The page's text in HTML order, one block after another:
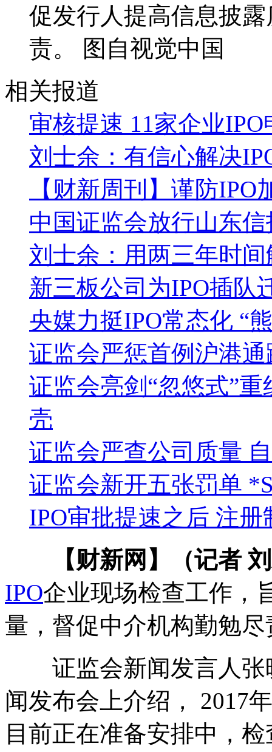
促发行人提高信息披
责。 图自视觉中国
相关报道
审核提速 11家企业
刘士余：有信心解决
【财新周刊】谨防IPO
中国证监会放行山东信
刘士余：用两三年时
新三板公司为IPO插队
央媒力挺IPO常态化 “
证监会严惩首例沪港
证监会亮剑“忽悠式”
壳
证监会严查公司质量
证监会新开五张罚单
IPO审批提速之后 注册
【财新网】（记者
IPO企业现场检查工作，
量，督促中介机构勤勉尽
证监会新闻发言人张
闻发布会上介绍， 2017
目前正在准备安排中，